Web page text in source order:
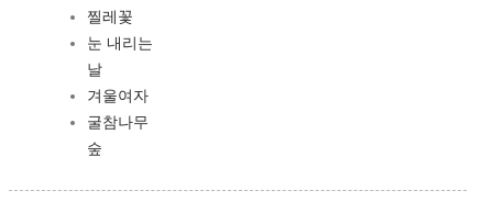
찔레꽃
눈 내리는
날
겨울여자
굴참나무
숲